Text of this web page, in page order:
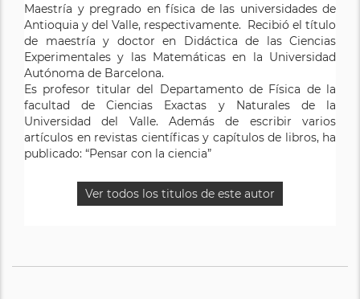
Maestría y pregrado en física de las universidades de
Antioquia y del Valle, respectivamente. Recibió el título
de maestría y doctor en Didáctica de las Ciencias
Experimentales y las Matemáticas en la Universidad
Autónoma de Barcelona.
Es profesor titular del Departamento de Física de la
facultad de Ciencias Exactas y Naturales de la
Universidad del Valle. Además de escribir varios
artículos en revistas científicas y capítulos de libros, ha
publicado: “Pensar con la ciencia”
Ver todos los titulos de este autor